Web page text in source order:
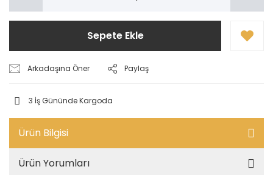
Sepete Ekle
Arkadaşına Öner Paylaş
3 İş Gününde Kargoda
Ürün Bilgisi
Ürün Yorumları